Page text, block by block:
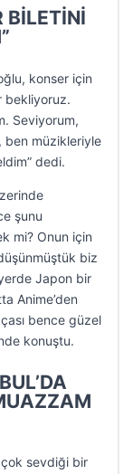
BİLETİNİ
konser için
bekliyoruz.
Seviyorum,
ben müzikleriyle
dedi.
şunu
mi? Onun için
biz
Japon bir
Anime’den
bence güzel
konuştu.
çok sevdiği bir